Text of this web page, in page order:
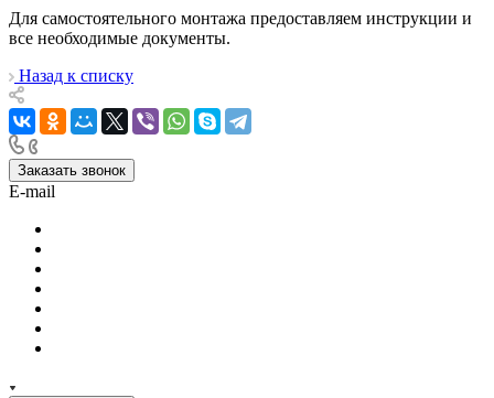
Для самостоятельного монтажа предоставляем инструкции и
все необходимые документы.
Назад к списку
Заказать звонок
E-mail